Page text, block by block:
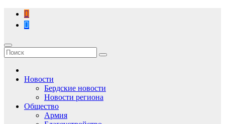
Перейти
содержимому
Новости
Бердские новости
Новости региона
Общество
Армия